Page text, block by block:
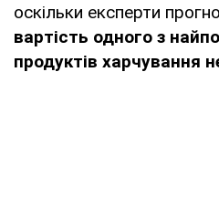
оскільки експерти
вартість одного з
продуктів харчування